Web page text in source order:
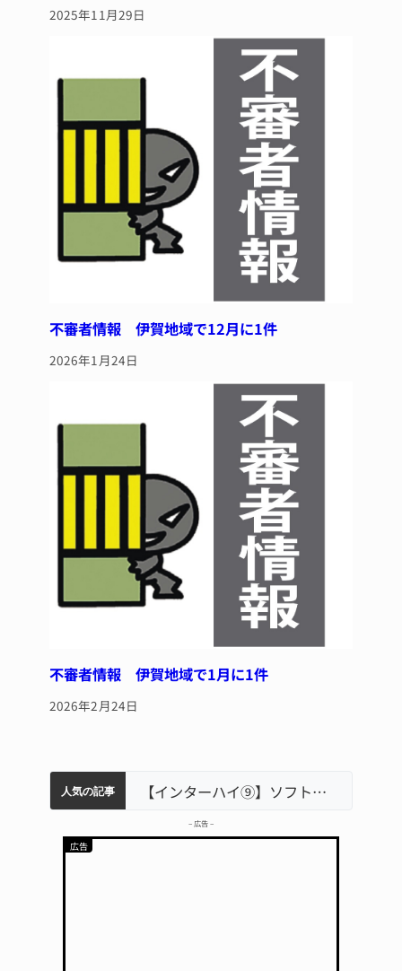
2025年11月29日
不審者情報 伊賀地域で12月に1件
2026年1月24日
不審者情報 伊賀地域で1月に1件
2026年2月24日
人気の記事
軽乗用車が田んぼに転落 運転の70歳女性死亡 伊賀市で
中学校の陶壁モニュメント 地元建設会社がボランティアで清掃 伊賀名張市立病院のDMAT、熊本地震の被災地へ 能登以来3回目の派遣 【インターハイ⑨】ソフトテニス ミス減らし上位狙う 近大高専
– 広告 –